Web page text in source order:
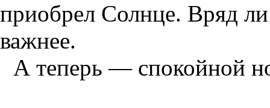
приобрел Солнце. Вряд ли
важнее.
А теперь — спокойной